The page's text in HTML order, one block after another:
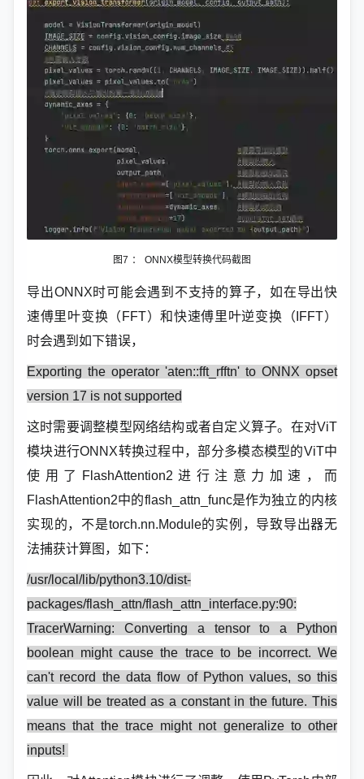
图7 ： ONNX模型转换代码截图
导出ONNX时可能会遇到不支持的算子，如在导出快
速傅里叶变换（FFT）和快速傅里叶逆变换（IFFT）
时会遇到如下错误，
Exporting the operator 'aten::fft_rfftn' to ONNX opset
version 17 is not supported
这时需要调整模型网络结构或者自定义算子。在对ViT
模块进行ONNX转换过程中，部分多模态模型的ViT中
使用了FlashAttention2进行注意力加速，而
FlashAttention2中的flash_attn_func是作为独立的内核
实现的，不是torch.nn.Module的实例，导致导出器无
法捕获计算图，如下：
/usr/local/lib/python3.10/dist-
packages/flash_attn/flash_attn_interface.py:90:
TracerWarning: Converting a tensor to a Python
boolean might cause the trace to be incorrect. We
can't record the data flow of Python values, so this
value will be treated as a constant in the future. This
means that the trace might not generalize to other
inputs!